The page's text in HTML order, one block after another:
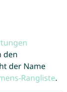
den
der Name
Rangliste.